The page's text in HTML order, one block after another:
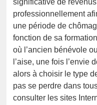
significative de
professionnellement
une période de
fonction de sa
où l’ancien bénévole
l’aise, une fois l’envie
alors à choisir le type
pas se perdre dans
consulter les sites